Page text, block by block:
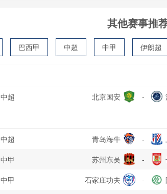
其他赛事推
巴西甲 中超 中甲 伊朗超
中超 北京国安 -
中超 青岛海牛 -
中甲 苏州东吴 -
中甲 石家庄功夫 -